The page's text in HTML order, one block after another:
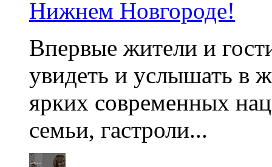
Нижнем Новгороде!
Впервые жители и
увидеть и услышать в
ярких современных
семьи, гастроли...